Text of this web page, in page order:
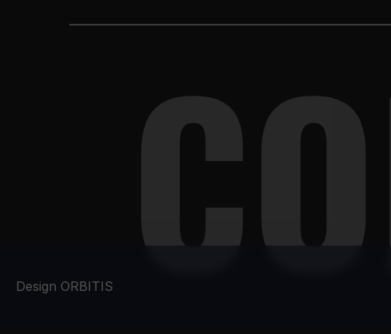
Design ORBITIS